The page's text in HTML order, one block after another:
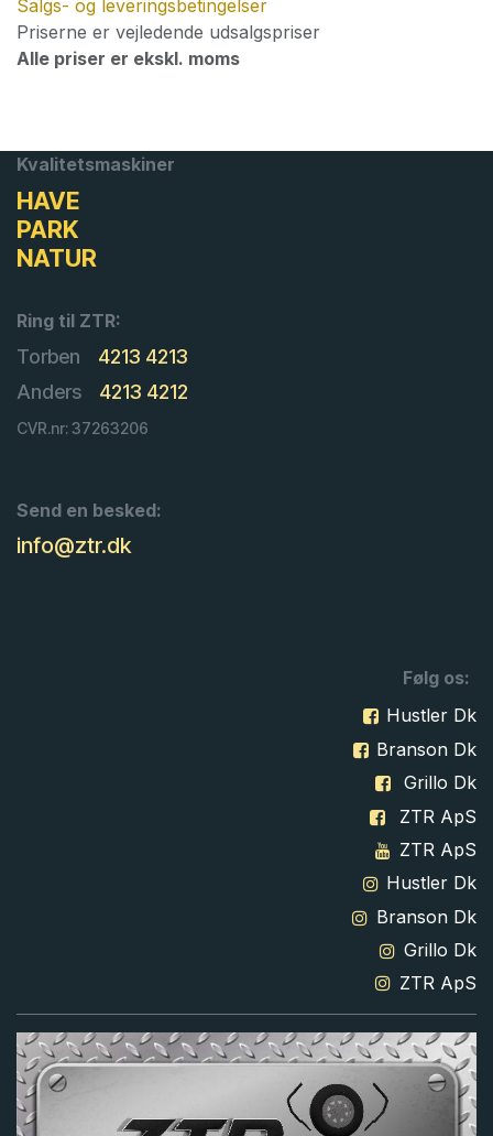
Salgs- og leveringsbetingelser
Priserne er vejledende udsalgspriser
Alle priser er ekskl. moms
Kvalitetsmaskiner
HAVE
PARK
NATUR
Ring til ZTR:
Torben
4213 4213
Anders
4213 4212
CVR.nr: 37263206
Send en besked:
info@ztr.dk
Følg os:
Hustler Dk
Branson Dk
Grillo Dk
ZTR ApS
ZTR ApS
Hustler Dk
Branson Dk
Grillo Dk
ZTR ApS